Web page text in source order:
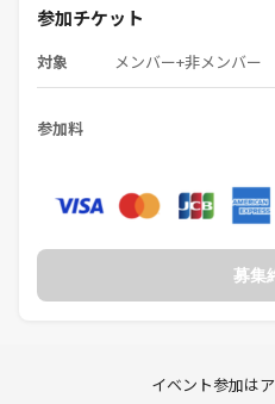
参加チケット
対象 メンバー+非メンバー
参加料
募集
イベント参加は